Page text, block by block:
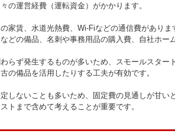
の運営経費（運転資金）がかかります。
家賃、水道光熱費、Wi-Fiなどの通信費がありま
どの備品、名刺や事務用品の購入費、自社ホー
らず発生するものが多いため、スモールスタ
の備品を活用したりする工夫が有効です。
しないことも多いため、固定費の見通しが甘い
トまで含めて考えることが重要です。